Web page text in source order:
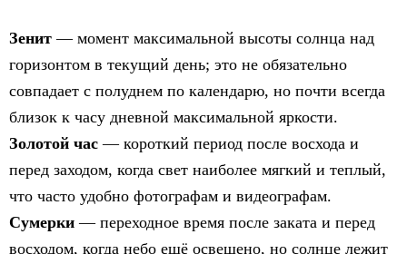
Зенит — момент максимальной высоты солнца над
горизонтом в текущий день; это не обязательно
совпадает с полуднем по календарю, но почти всегда
близок к часу дневной максимальной яркости.
Золотой час — короткий период после восхода и
перед заходом, когда свет наиболее мягкий и теплый,
что часто удобно фотографам и видеографам.
Сумерки — переходное время после заката и перед
восходом, когда небо ещё освещено, но солнце лежит